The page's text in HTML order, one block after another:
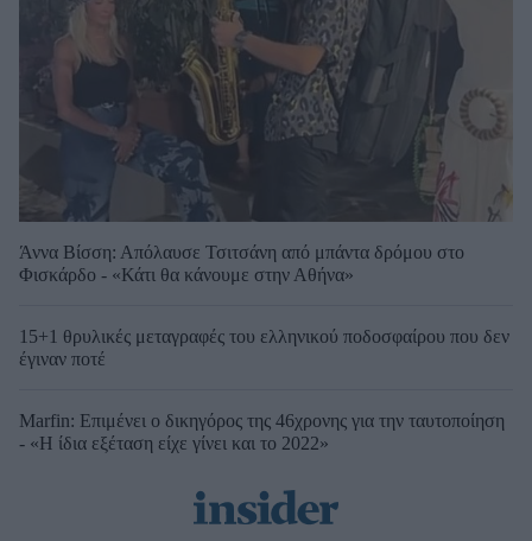
Άννα Βίσση: Απόλαυσε Τσιτσάνη από μπάντα δρόμου στο
Φισκάρδο - «Κάτι θα κάνουμε στην Αθήνα»
15+1 θρυλικές μεταγραφές του ελληνικού ποδοσφαίρου που δεν
έγιναν ποτέ
Marfin: Επιμένει ο δικηγόρος της 46χρονης για την ταυτοποίηση
- «Η ίδια εξέταση είχε γίνει και το 2022»